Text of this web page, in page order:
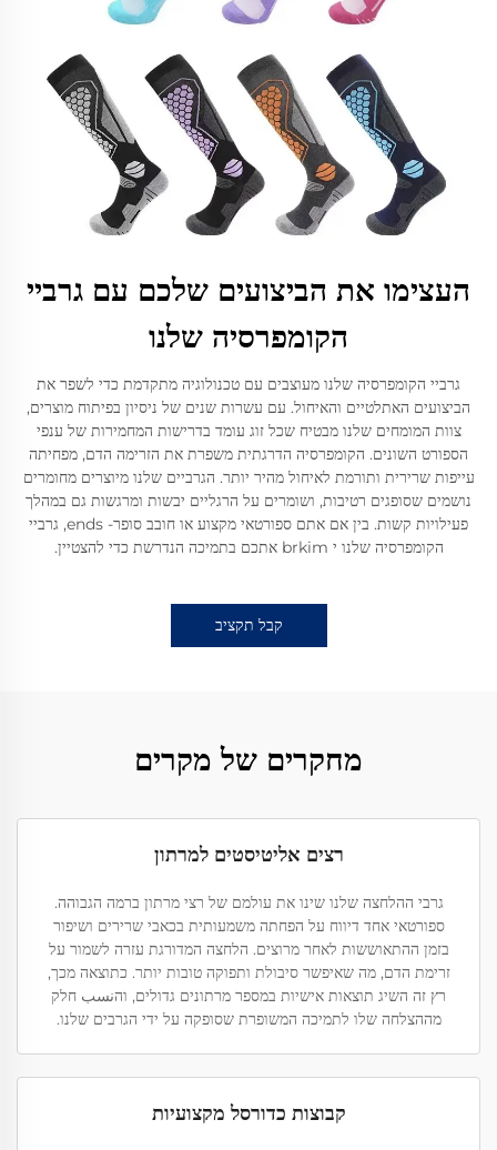
העצימו את הביצועים שלכם עם גרביי
הקומפרסיה שלנו
גרביי הקומפרסיה שלנו מעוצבים עם טכנולוגיה מתקדמת כדי לשפר את
הביצועים האתלטיים והאיחול. עם עשרות שנים של ניסיון בפיתוח מוצרים,
צוות המומחים שלנו מבטיח שכל זוג עומד בדרישות המחמירות של ענפי
הספורט השונים. הקומפרסיה הדרגתית משפרת את הזרימה הדם, מפחיתה
עייפות שרירית ותורמת לאיחול מהיר יותר. הגרביים שלנו מיוצרים מחומרים
נושמים שסופגים רטיבות, ושומרים על הרגליים יבשות ומרגשות גם במהלך
פעילויות קשות. בין אם אתם ספורטאי מקצוע או חובב סופר- ends, גרביי
הקומפרסיה שלנו י brkim אתכם בתמיכה הנדרשת כדי להצטיין.
קבל תקציב
מחקרים של מקרים
רצים אליטיסטים למרתון
גרבי ההלחצה שלנו שינו את עולמם של רצי מרתון ברמה הגבוהה.
ספורטאי אחד דיווח על הפחתה משמעותית בכאבי שרירים ושיפור
בזמן ההתאוששות לאחר מרוצים. הלחצה המדורגת עזרה לשמור על
זרימת הדם, מה שאיפשר סיבולת ותפוקה טובות יותר. כתוצאה מכך,
רץ זה השיג תוצאות אישיות במספר מרתונים גדולים, והنسب חלק
מההצלחה שלו לתמיכה המשופרת שסופקה על ידי הגרבים שלנו.
קבוצות כדורסל מקצועיות